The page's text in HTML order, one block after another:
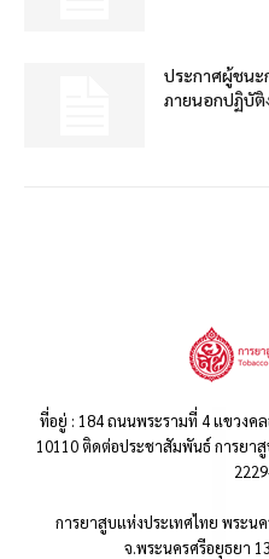
ประกาศผู้ชนะ
ภายนอกปฏิบัติ
ที่อยู่ : 184 ถนนพระรามที่ 4 แขวงค
10110 ติดต่อประชาสัมพันธ์ การยา
การยาสูบแห่งประเทศไทย พระน
จ.พระนครศรีอยุธยา